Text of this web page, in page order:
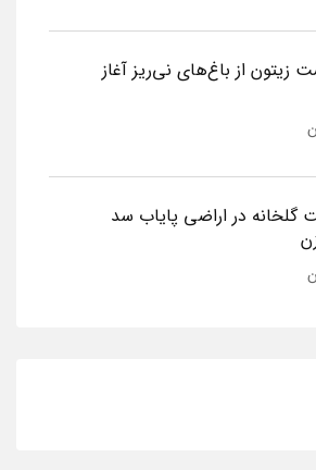
زیتون از باغ‌های نی‌ریز آغاز
گلخانه در اراضی پایاب سد